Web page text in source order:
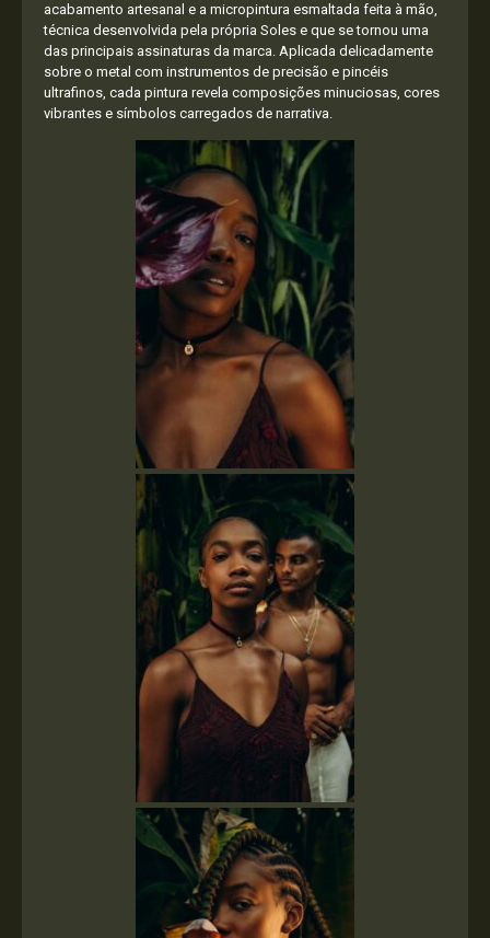
acabamento artesanal e a micropintura esmaltada feita à mão,
técnica desenvolvida pela própria Soles e que se tornou uma
das principais assinaturas da marca. Aplicada delicadamente
sobre o metal com instrumentos de precisão e pincéis
ultrafinos, cada pintura revela composições minuciosas, cores
vibrantes e símbolos carregados de narrativa.